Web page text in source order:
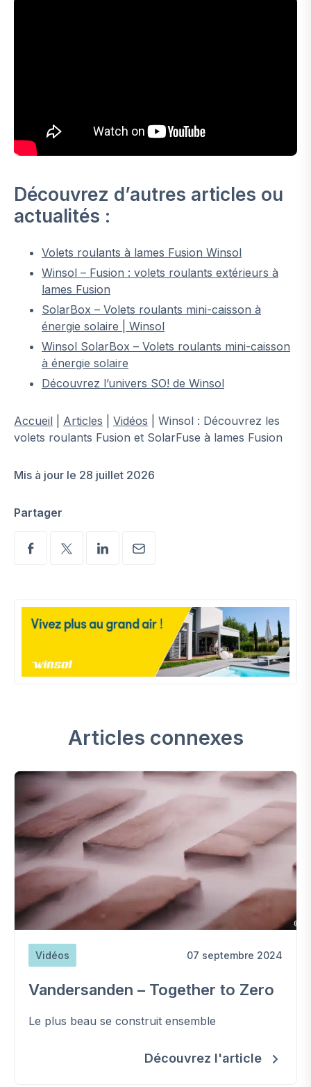
Découvrez d’autres articles ou
actualités :
Volets roulants à lames Fusion Winsol
Winsol – Fusion : volets roulants extérieurs à
lames Fusion
SolarBox – Volets roulants mini-caisson à
énergie solaire | Winsol
Winsol SolarBox – Volets roulants mini-caisson
à énergie solaire
Découvrez l’univers SO! de Winsol
Accueil Articles Vidéos
Winsol : Découvrez les
volets roulants Fusion et SolarFuse à lames Fusion
Mis à jour le 28 juillet 2026
Partager
Articles connexes
Vidéos 07 septembre 2024
Vandersanden – Together to Zero
Le plus beau se construit ensemble
Découvrez l'article